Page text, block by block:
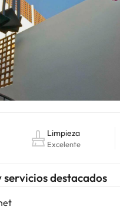
Limpieza
Excelente
servicios destacados